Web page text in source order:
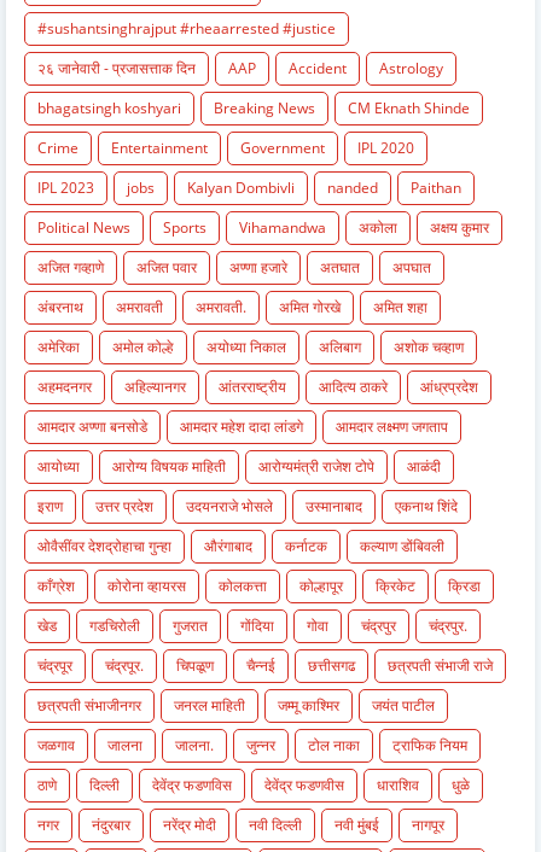
#sushantsinghrajput #rheaarrested #justice
२६ जानेवारी - प्रजासत्ताक दिन
AAP Accident
Astrology
bhagatsingh koshyari
Breaking News
CM Eknath Shinde
Crime
Entertainment Government
IPL 2020
IPL 2023
jobs Kalyan Dombivli nanded
Paithan
Political News
Sports Vihamandwa अकोला
अक्षय कुमार
अजित गव्हाणे
अजित पवार अण्णा हजारे अतघात
अपघात
अंबरनाथ
अमरावती अमरावती. अमित गोरखे
अमित शहा
अमेरिका
अमोल कोल्हे अयोध्या निकाल अलिबाग
अशोक चव्हाण
अहमदनगर
अहिल्यानगर आंतरराष्ट्रीय आदित्य ठाकरे
आंध्रप्रदेश
आमदार अण्णा बनसोडे
आमदार महेश दादा लांडगे
आमदार लक्ष्मण जगताप
आयोध्या
आरोग्य विषयक माहिती आरोग्यमंत्री राजेश टोपे
आळंदी
इराण
उत्तर प्रदेश उदयनराजे भोसले उस्मानाबाद
एकनाथ शिंदे
ओवैसींवर देशद्रोहाचा गुन्हा
औरंगाबाद कर्नाटक
कल्याण डोंबिवली
काँग्रेश
कोरोना व्हायरस कोलकत्ता कोल्हापूर क्रिकेट
क्रिडा
खेड
गडचिरोली गुजरात गोंदिया गोवा चंद्रपुर
चंद्रपुर.
चंद्रपूर
चंद्रपूर. चिपळूण चैन्नई छत्तीसगढ
छत्रपती संभाजी राजे
छत्रपती संभाजीनगर
जनरल माहिती जम्मू काश्मिर
जयंत पाटील
जळगाव
जालना जालना. जुन्नर टोल नाका
ट्राफिक नियम
ठाणे
दिल्ली देवेंद्र फडणविस देवेंद्र फडणवीस धाराशिव
धुळे
नगर
नंदुरबार नरेंद्र मोदी नवी दिल्ली नवी मुंबई
नागपूर